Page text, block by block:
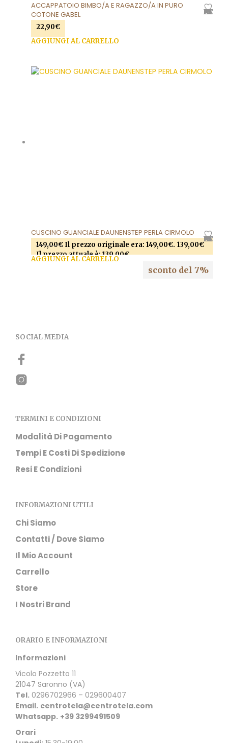
AGGIUNGI ALLA LISTA DEI DESIDERI
ACCAPPATOIO BIMBO/A E RAGAZZO/A IN PURO
COTONE GABEL
22,90€
AGGIUNGI AL CARRELLO
AGGIUNGI ALLA LISTA DEI DESIDERI
CUSCINO GUANCIALE DAUNENSTEP PERLA CIRMOLO
149,00€ Il prezzo originale era: 149,00€. 139,00€
Il prezzo attuale è: 139,00€.
AGGIUNGI AL CARRELLO
sconto del 7%
SOCIAL MEDIA
TERMINI E CONDIZIONI
Modalità Di Pagamento
Tempi E Costi Di Spedizione
Resi E Condizioni
INFORMAZIONI UTILI
Chi Siamo
Contatti / Dove Siamo
Il Mio Account
Carrello
Store
I Nostri Brand
ORARIO E INFORMAZIONI
Informazioni
Vicolo Pozzetto 11
21047 Saronno (VA)
Tel. 0296702966 – 029600407
Email. centrotela@centrotela.com
Whatsapp. +39 3299491509
Orari